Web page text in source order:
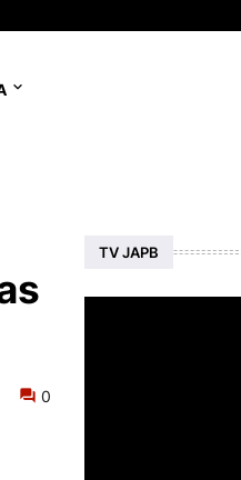
0
TV JAPB